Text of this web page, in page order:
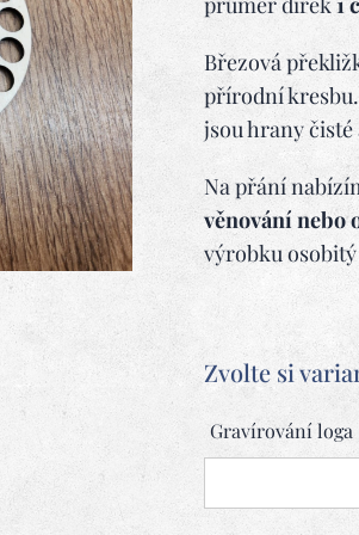
Březová
přírodní
jsou hrany čisté
Na přání
věnování nebo
výrobku
Zvolte si
Gravírování loga